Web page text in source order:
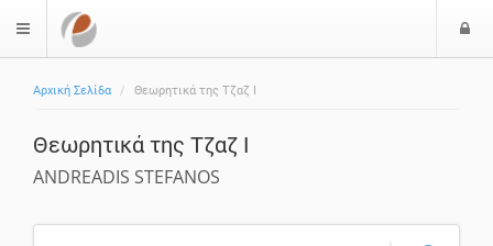
$langMenu
Αρχική Σελίδα Θεωρητικά της Τζαζ Ι
Θεωρητικά της Τζαζ Ι
ANDREADIS STEFANOS